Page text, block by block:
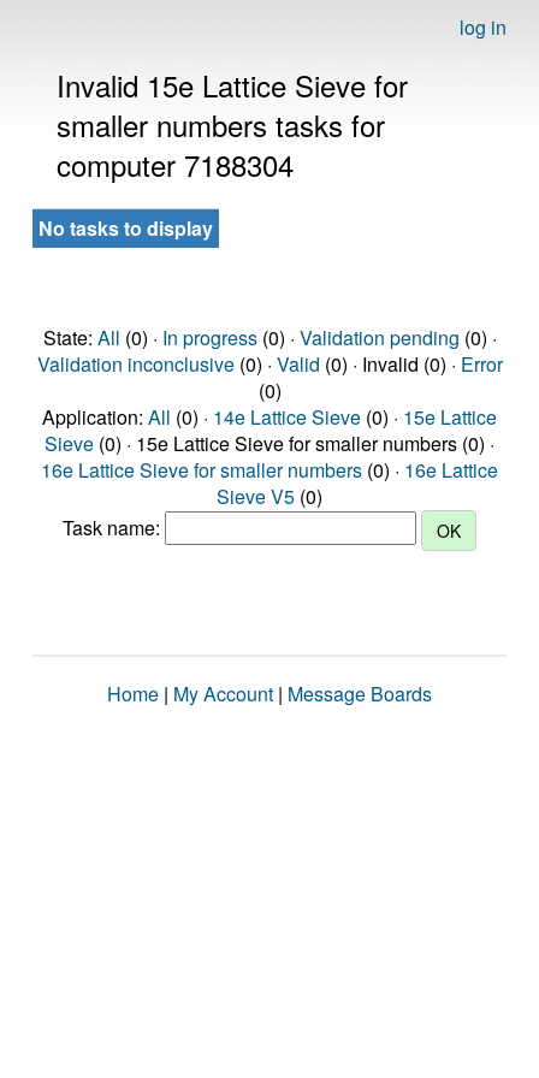
log in
Invalid 15e Lattice Sieve for
smaller numbers tasks for
computer 7188304
No tasks to display
State: All (0) · In progress(0) · Validation pending (0) ·
Validation inconclusive(0) · Valid (0) · Invalid (0) · Error
(0)
Application: All (0) · 14e Lattice Sieve (0) · 15e Lattice
Sieve (0) · 15e Lattice Sieve for smaller numbers (0) ·
16e Lattice Sieve for smaller numbers (0) · 16e Lattice
Sieve V5 (0)
Task name:
Home | My Account | Message Boards